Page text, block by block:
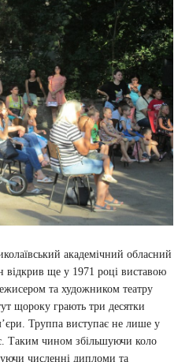
академічний обласний
відкрив ще у 1971 році виставою
та художником театру
щороку грають три десятки
Труппа виступає не лише у
Таким чином збільшуючи коло
численні дипломи та